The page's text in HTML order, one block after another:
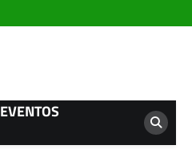
EVENTOS